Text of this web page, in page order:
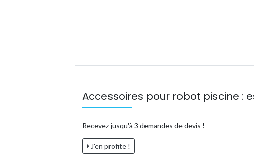
Accessoires pour robot piscine :
Recevez jusqu'à 3 demandes de devis !
J'en profite !